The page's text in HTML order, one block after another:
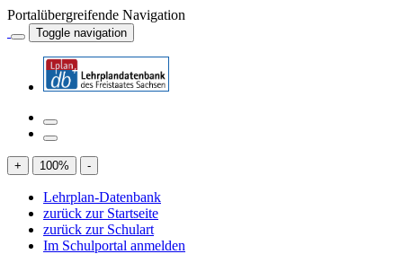
Portalübergreifende Navigation
Toggle navigation
+ 100% -
Lehrplan-Datenbank
zurück zur Startseite
zurück zur Schulart
Im Schulportal anmelden